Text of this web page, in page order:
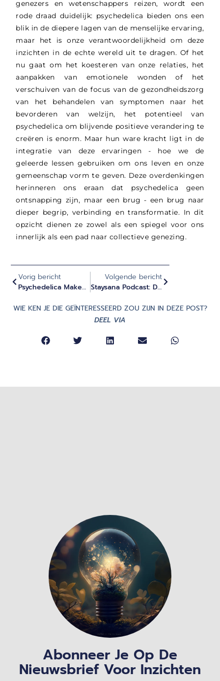
genezers en wetenschappers reizen, wordt een
rode draad duidelijk: psychedelica bieden ons een
blik in de diepere lagen van de menselijke ervaring,
maar het is onze verantwoordelijkheid om deze
inzichten in de echte wereld uit te dragen. Of het
nu gaat om het koesteren van onze relaties, het
aanpakken van emotionele wonden of het
verschuiven van de focus van de gezondheidszorg
van het behandelen van symptomen naar het
bevorderen van welzijn, het potentieel van
psychedelica om blijvende positieve verandering te
creëren is enorm. Maar hun ware kracht ligt in de
integratie van deze ervaringen - hoe we de
geleerde lessen gebruiken om ons leven en onze
gemeenschap vorm te geven. Deze overdenkingen
herinneren ons eraan dat psychedelica geen
ontsnapping zijn, maar een brug - een brug naar
dieper begrip, verbinding en transformatie. In dit
opzicht dienen ze zowel als een spiegel voor ons
innerlijk als een pad naar collectieve genezing.
Vorig bericht
Psychedelica Maken Leiders Empathischer En Meer Verbonden
Volgende bericht
Staysana Podcast: De Kracht Van Psychedelische Ervaringen (Duits)
WIE KEN JE DIE GEÏNTERESSEERD ZOU ZIJN IN DEZE POST?
DEEL VIA
Abonneer Je Op De
Nieuwsbrief Voor Inzichten